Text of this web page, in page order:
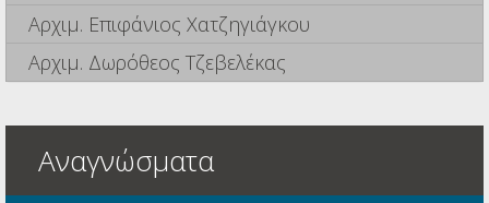
Αρχιμ. Επιφάνιος Χατζηγιάγκου
Αρχιμ. Δωρόθεος Τζεβελέκας
Αναγνώσματα